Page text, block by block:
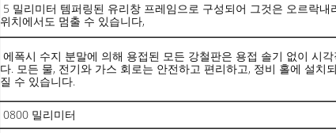
5 밀리미터 템퍼링된 유리창 프레임으로 구성되어 그것은 오르락내
위치에서도 멈출 수 있습니다,
에폭시 수지 분말에 의해 용접된 모든 강철판은 용접 솔기 없이 시
다. 모든 물, 전기와 가스 회로는 안전하고 편리하고, 정비 홀에 설치
질 수 있습니다.
0800 밀리미터